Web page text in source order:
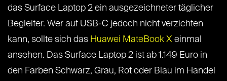
das Surface Laptop 2 ein ausgezeichneter täglicher
Begleiter. Wer auf USB-C jedoch nicht verzichten
kann, sollte sich das Huawei MateBook X einmal
ansehen. Das Surface Laptop 2 ist ab 1.149 Euro in
den Farben Schwarz, Grau, Rot oder Blau im Handel